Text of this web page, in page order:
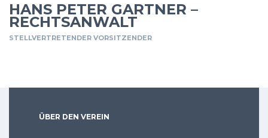
HANS PETER GARTNER –
RECHTSANWALT
STELLVERTRETENDER VORSITZENDER
ÜBER DEN VEREIN